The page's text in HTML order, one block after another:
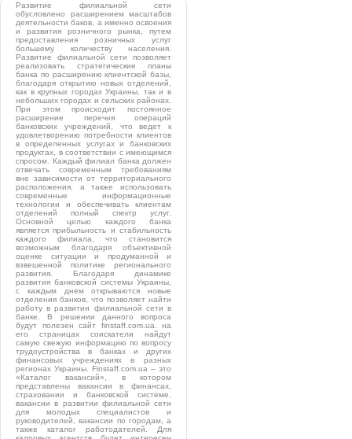
Развитие филиальной сети
обусловлено расширением масштабов
деятельности баков, а именно освоения
и развития розничного рынка, путем
предоставления розничных услуг
большему количеству населения.
Развитие филиальной сети позволяет
реализовать стратегические планы
банка по расширению клиентской базы,
благодаря открытию новых отделений,
как в крупных городах Украины, так и в
небольших городах и сельских районах.
При этом происходит постоянное
расширение перечня операций
банковских учреждений, что ведет к
удовлетворению потребности клиентов
в определенных услугах и банковских
продуктах, в соответствии с имеющимся
спросом. Каждый филиал банка должен
отвечать современным требованиям
вне зависимости от территориального
расположения, а также использовать
современные информационные
технологии и обеспечивать клиентам
отделений полный спектр услуг.
Основной целью каждого банка
является прибыльность и стабильность
каждого филиала, что становится
возможным благодаря объективной
оценке ситуации и продуманной и
взвешенной политике регионального
развития. Благодаря динамике
развития банковской системы Украины,
с каждым днем открываются новые
отделения банков, что позволяет найти
работу в развитии филиальной сети в
банке. В решении данного вопроса
будут полезен сайт finstaff.com.ua. на
его страницах соискатели найдут
самую свежую информацию по вопросу
трудоустройства в банках и других
финансовых учреждениях в разных
регионах Украины. Finstaff.com.ua – это
«Каталог вакансий», в котором
представлены вакансии в финансах,
страховании и банковской системе,
вакансии в развитии филиальной сети
для молодых специалистов и
руководителей, вакансии по городам, а
также каталог работодателей. Для